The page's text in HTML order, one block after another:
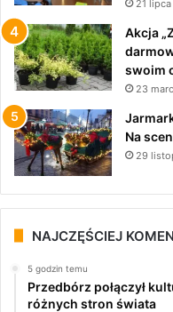
21
Akcja
swoim
23
Na
29
NAJCZĘŚCIEJ
5 godzin temu
Przedbórz połączył
różnych stron świata